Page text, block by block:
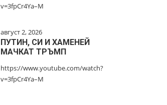
v=3fpCr4Ya–M
август 2, 2026
ПУТИН, СИ И ХАМЕНЕЙ
МАЧКАТ ТРЪМП
https://www.youtube.com/watch?
v=3fpCr4Ya–M